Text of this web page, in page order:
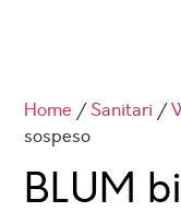
Home /Sanitari /
sospeso
BLUM